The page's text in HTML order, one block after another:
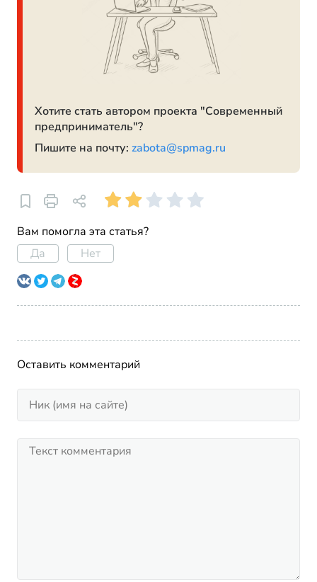
Хотите стать автором проекта "Современный
предприниматель"?
Пишите на почту: zabota@spmag.ru
Вам помогла эта статья?
Да
Нет
Оставить комментарий